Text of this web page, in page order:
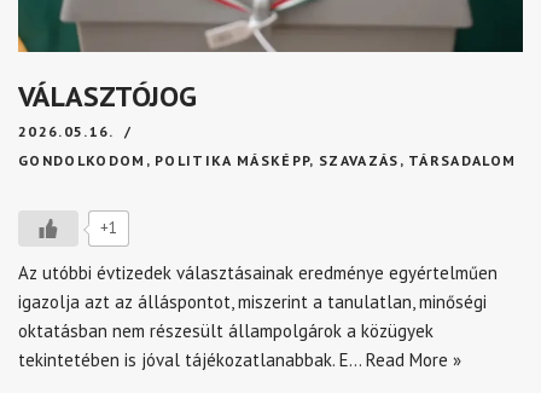
VÁLASZTÓJOG
2026.05.16.
GONDOLKODOM , POLITIKA MÁSKÉPP, SZAVAZÁS , TÁRSADALOM
+1
Az utóbbi évtizedek választásainak eredménye egyértelműen
igazolja azt az álláspontot, miszerint a tanulatlan, minőségi
oktatásban nem részesült állampolgárok a közügyek
tekintetében is jóval tájékozatlanabbak. E… Read More »